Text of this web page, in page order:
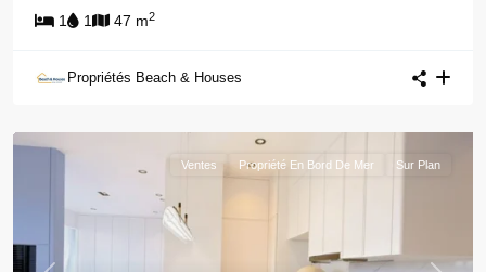
1 1 47 m2
Propriétés Beach & Houses
Ventes Propriété En Bord De Mer Sur Plan